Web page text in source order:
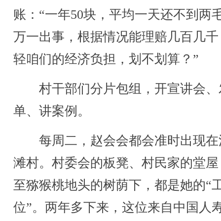
账：“一年50块，平均一天还不到两
万一出事，根据情况能理赔几百几
轻咱们的经济负担，划不划算？”
村干部们分片包组，开宣讲会、
单、讲案例。
每周二，赵会会都会准时出现在
滩村。村委会的板凳、村民家的堂
至猕猴桃地头的树荫下，都是她的“
位”。两年多下来，这位来自中国人